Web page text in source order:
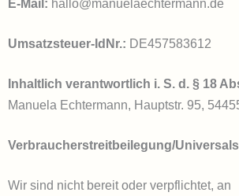
E-Mail: hallo@manuelaechtermann.de
Umsatzsteuer-IdNr.: DE457583612
Inhaltlich verantwortlich i. S. d. § 18
Manuela Echtermann, Hauptstr. 95,
Verbraucher­streit­beilegung/
Wir sind nicht bereit oder verpflichtet, an